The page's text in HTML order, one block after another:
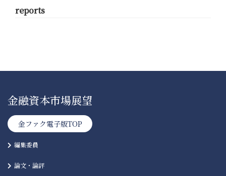
reports
金融資本市場展望
金ファク電子版TOP
編集委員
論文・論評